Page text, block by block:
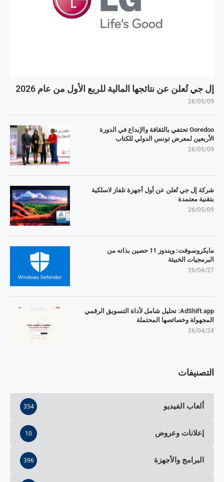
إل جي تُعلن عن نتائجها المالية للربع الأول من عام 2026
26/05/09
Ooredoo تحتفي بالثقافة والإبداع في الدورة
الأربعين لمعرض تونس الدولي للكتاب
26/05/09
شركة إل جي تُعلن عن أول أجهزة تلفاز لاسلكية
بتقنية معتمدة
26/05/09
مايكروسوفت: ويندوز 11 حصين بذاته من
البرمجيات الخبيثة
26/04/27
AdShift.app: تحليل شامل لأداة التسويق الرقمي
المجهولة وخصائصها المحتملة
26/04/24
التصنيفات
ألعاب الفيديو 354
إعلانات وعروض 10
البرامج والأجهزة 396